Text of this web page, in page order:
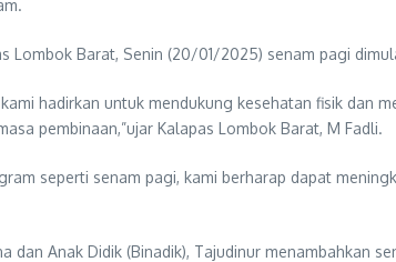
Barat, Senin (20/01/2025) senam pagi
hadirkan untuk mendukung kesehatan fisik dan
pembinaan,”ujar Kalapas Lombok Barat, M Fadli.
seperti senam pagi, kami berharap dapat
dan Anak Didik (Binadik), Tajudinur